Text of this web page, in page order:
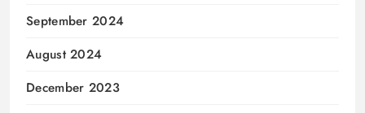
September 2024
August 2024
December 2023